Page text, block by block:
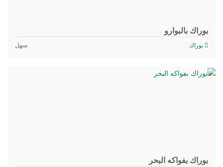
بوراك بالبوارو
بوراك سهل
بوراك بفواكه البحر